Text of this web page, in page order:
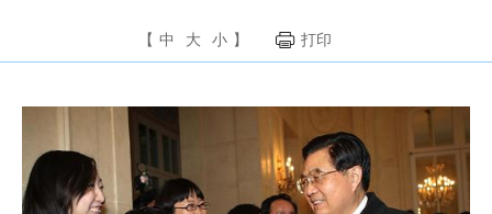
【 中 大 小 】 打印